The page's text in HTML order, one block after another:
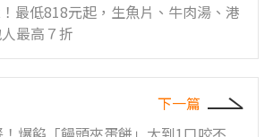
最低818元起，生魚片、牛肉湯、港
最高７折
下一篇